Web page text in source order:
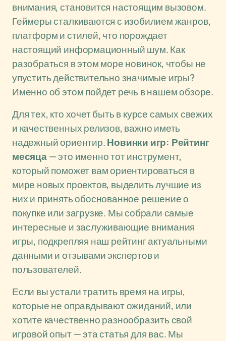
внимания, становится настоящим вызовом.
Геймеры сталкиваются с изобилием жанров,
платформ и стилей, что порождает
настоящий информационный шум. Как
разобраться в этом море новинок, чтобы не
упустить действительно значимые игры?
Именно об этом пойдет речь в нашем обзоре.
Для тех, кто хочет быть в курсе самых свежих
и качественных релизов, важно иметь
надежный ориентир.Новинки игр: Рейтинг
месяца— это именно тот инструмент,
который поможет вам ориентироваться в
мире новых проектов, выделить лучшие из
них и принять обоснованное решение о
покупке или загрузке. Мы собрали самые
интересные и заслуживающие внимания
игры, подкрепляя наш рейтинг актуальными
данными и отзывами экспертов и
пользователей.
Если вы устали тратить время на игры,
которые не оправдывают ожиданий, или
хотите качественно разнообразить свой
игровой опыт — эта статья для вас. Мы